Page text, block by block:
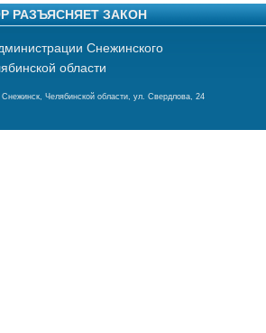
РАЗЪЯСНЯЕТ ЗАКОН
Снежинского
области
Челябинской области, ул. Свердлова, 24